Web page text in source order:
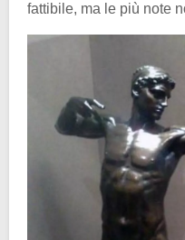
fattibile, ma le più note